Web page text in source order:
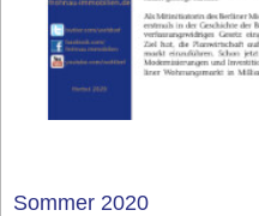
Sommer 2020